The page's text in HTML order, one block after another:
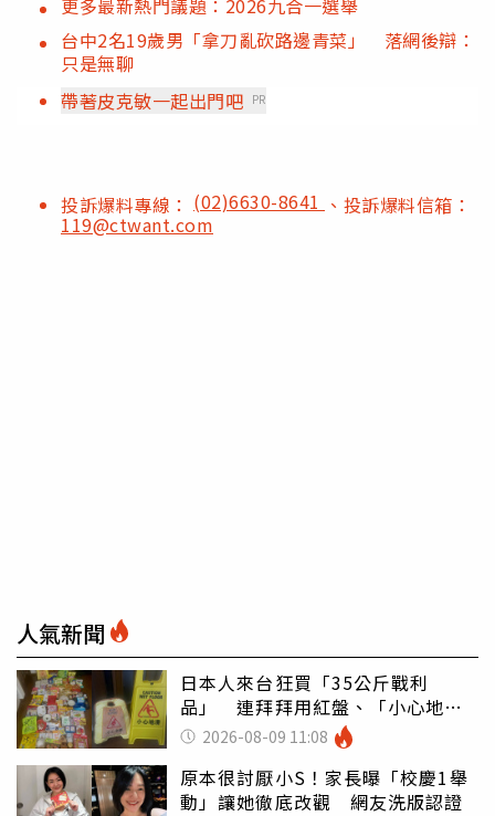
台中2名19歲男「拿刀亂砍路邊青菜」 落網後辯：
只是無聊
帶著皮克敏一起出門吧 PR
投訴爆料專線： (02)6630-8641 、投訴爆料信箱：
119@ctwant.com
人氣新聞
日本人來台狂買「35公斤戰利
品」 連拜拜用紅盤、「小心地
滑」告示牌也帶回家
2026-08-09 11:08
原本很討厭小S！家長曝「校慶1舉
動」讓她徹底改觀 網友洗版認證